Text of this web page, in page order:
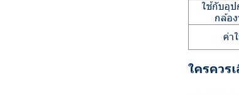
ใช้กับอุ
กล้อ
ค่า
ใครควร